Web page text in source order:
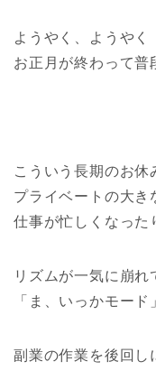
ようやく、ようやく
お正月が終わって普
こういう長期のお休
プライベートの大き
仕事が忙しくなった
リズムが一気に崩れ
「ま、いっかモード
副業の作業を後回し